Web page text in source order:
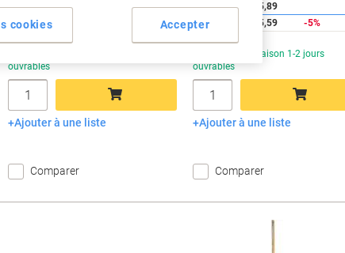
1
€3,59
2+
ouvrables
Quantité
Ajouter au panier
Ajouter à une liste
Comparer
1
€5,89
2+
€5,59 -5%
Livraison 1-2 jours
ouvrables
Quantité
Ajouter au panier
Ajouter à une liste
Comparer
cookies Accepter